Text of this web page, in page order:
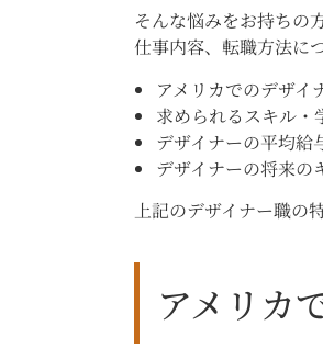
そんな悩みをお持ちの
仕事内容、転職方法に
アメリカでのデザイ
求められるスキル・
デザイナーの平均給
デザイナーの将来の
上記のデザイナー職の
アメリカ